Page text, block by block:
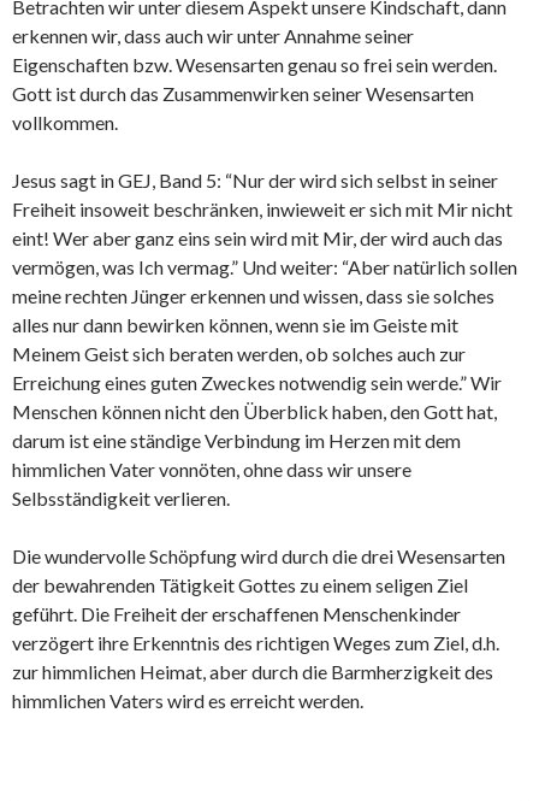
Betrachten wir unter diesem Aspekt unsere Kindschaft, dann
erkennen wir, dass auch wir unter Annahme seiner
Eigenschaften bzw. Wesensarten genau so frei sein werden.
Gott ist durch das Zusammenwirken seiner Wesensarten
vollkommen.
Jesus sagt in GEJ, Band 5: “Nur der wird sich selbst in seiner
Freiheit insoweit beschränken, inwieweit er sich mit Mir nicht
eint! Wer aber ganz eins sein wird mit Mir, der wird auch das
vermögen, was Ich vermag.” Und weiter: “Aber natürlich sollen
meine rechten Jünger erkennen und wissen, dass sie solches
alles nur dann bewirken können, wenn sie im Geiste mit
Meinem Geist sich beraten werden, ob solches auch zur
Erreichung eines guten Zweckes notwendig sein werde.” Wir
Menschen können nicht den Überblick haben, den Gott hat,
darum ist eine ständige Verbindung im Herzen mit dem
himmlichen Vater vonnöten, ohne dass wir unsere
Selbsständigkeit verlieren.
Die wundervolle Schöpfung wird durch die drei Wesensarten
der bewahrenden Tätigkeit Gottes zu einem seligen Ziel
geführt. Die Freiheit der erschaffenen Menschenkinder
verzögert ihre Erkenntnis des richtigen Weges zum Ziel, d.h.
zur himmlichen Heimat, aber durch die Barmherzigkeit des
himmlichen Vaters wird es erreicht werden.